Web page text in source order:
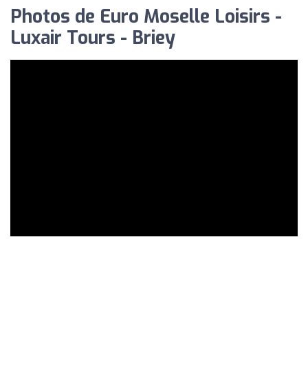
Photos de Euro Moselle Loisirs -
Luxair Tours - Briey